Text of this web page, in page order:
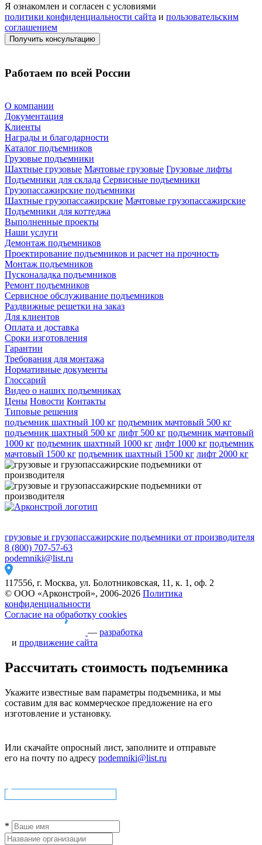
Я ознакомлен и согласен с условиями
политики конфиденциальности сайта и пользовательским
соглашением
Работаем по всей России
О компании
Документация
Клиенты
Награды и благодарности
Каталог подъемников
Грузовые подъемники
Шахтные грузовые Мачтовые грузовые Грузовые лифты
Подъемники для склада Сервисные подъемники
Грузопассажирские подъемники
Шахтные грузопассажирские Мачтовые грузопассажирские
Подъемники для коттеджа
Выполненные проекты
Наши услуги
Демонтаж подъемников
Проектирование подъемников и расчет на прочность
Монтаж подъемников
Пусконаладка подъемников
Ремонт подъемников
Сервисное обслуживание подъемников
Раздвижные решетки на заказ
Для клиентов
Оплата и доставка
Сроки изготовления
Гарантии
Требования для монтажа
Нормативные документы
Глоссарий
Видео о наших подъемниках
Цены Новости Контакты
Типовые решения
подъемник шахтный 100 кг подъемник мачтовый 500 кг
подъемник шахтный 500 кг лифт 500 кг подъемник мачтовый
1000 кг подъемник шахтный 1000 кг лифт 1000 кг подъемник
мачтовый 1500 кг подъемник шахтный 1500 кг лифт 2000 кг
грузовые и грузопассажирские подъемники от производителя
8 (800) 707-57-63
podemniki@list.ru
117556, г. Москва, ул. Болотниковская, 11, к. 1, оф. 2
© ООО «Арконстрой», 2006-2026 Политика
конфиденциальности
Согласие на обработку cookies
— разработка
и продвижение сайта
Рассчитать стоимость подъемника
Укажите известные вам параметры подъемника, и мы
составим для вас коммерческое предложение на его
изготовление и установку.
Или скачайте опросный лист, заполните и отправьте
его на почту по адресу podemniki@list.ru
*